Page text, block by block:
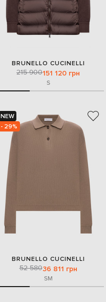
BRUNELLO CUCINELLI
215 900151 120 грн
S
NEW
- 29%
BRUNELLO CUCINELLI
52 58036 811 грн
SM